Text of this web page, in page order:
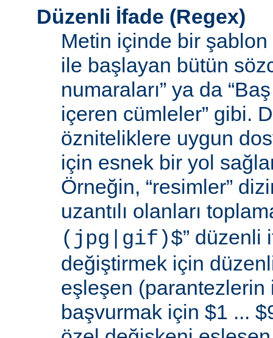
Düzenli İfade (Regex)
Metin içinde bir şablon
ile başlayan bütün
numaraları” ya da
içeren cümleler” gibi.
özniteliklere uygun
için esnek bir yol
Örneğin, “resimler”
uzantılı olanları
(jpg|gif)$” düzenli
değiştirmek için
eşleşen (parantezlerin
başvurmak için $1 ...